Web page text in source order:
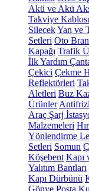
Akü ve Akü
Takviye
SilecekYan ve
Setleri Oto
Kapağı Trafik
İlk Yardım
Çekici Çekme
Reflektörleri
Aletleri Buz
Ürünler
Araç Şarj
Malzemeleri
Yönlendirme
Setleri Somun
Köşebent Kapı
Yalıtım Bantları
Kapı Dürbünü
Gönye Posta